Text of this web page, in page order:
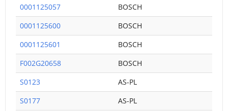
0001125057
BOSCH
0001125600
BOSCH
0001125601
BOSCH
F002G20658
BOSCH
S0123
AS-PL
S0177
AS-PL